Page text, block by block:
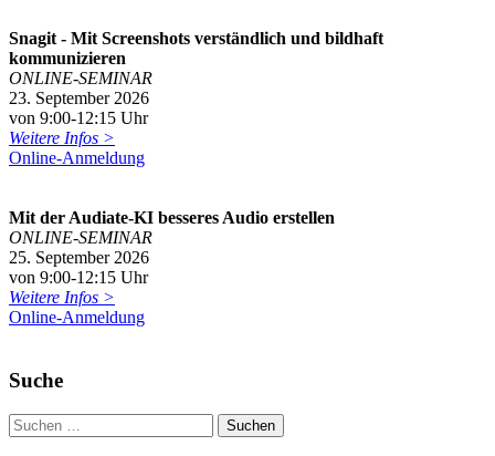
Snagit - Mit Screenshots verständlich und bildhaft
kommunizieren
ONLINE-SEMINAR
23. September 2026
von 9:00-12:15 Uhr
Weitere Infos >
Online-Anmeldung
Mit der Audiate-KI besseres Audio erstellen
ONLINE-SEMINAR
25. September 2026
von 9:00-12:15 Uhr
Weitere Infos >
Online-Anmeldung
Suche